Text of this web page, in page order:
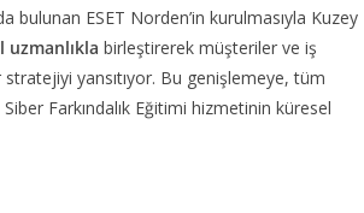
bulunan ESET Norden’in kurulmasıyla Kuzey
birleştirerek müşteriler ve iş
yansıtıyor. Bu genişlemeye, tüm
Siber Farkındalık Eğitimi hizmetinin küresel